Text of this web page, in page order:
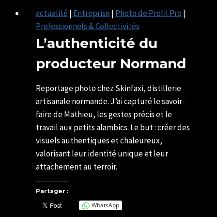
actualité | Entreprise | Photo de Profil Pro |
Professionnels & Collectivités
L’authenticité du
producteur Normand
CHATELAIS
Reportage photo chez Skinfaxi, distillerie
artisanale normande. J’ai capturé le savoir-
faire de Mathieu, les gestes précis et le
travail aux petits alambics. Le but : créer des
visuels authentiques et chaleureux,
valorisant leur identité unique et leur
attachement au terroir.
Partager :
WhatsApp